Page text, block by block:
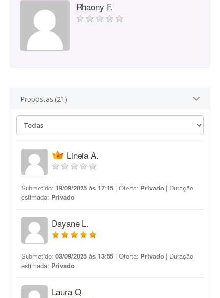
Rhaony F.
Propostas (21)
Lineia A.
Submetido: 19/09/2025 às 17:15 | Oferta: Privado | Duração
estimada: Privado
Dayane L.
Submetido: 03/09/2025 às 13:55 | Oferta: Privado | Duração
estimada: Privado
Laura Q.